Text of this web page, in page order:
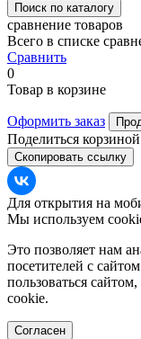
Поиск по каталогу
сравнение товаров
Всего в списке
Сравнить
0
Товар в корзине
Оформить заказ
Поделиться корзиной
Скопировать ссылку
Для открытия на
Мы используем
Это позволяет нам
посетителей с
пользоваться
cookie.
Согласен